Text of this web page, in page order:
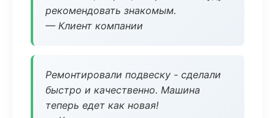
рекомендовать знакомым.
— Клиент компании
Ремонтировали подвеску - сделали
быстро и качественно. Машина
теперь едет как новая!